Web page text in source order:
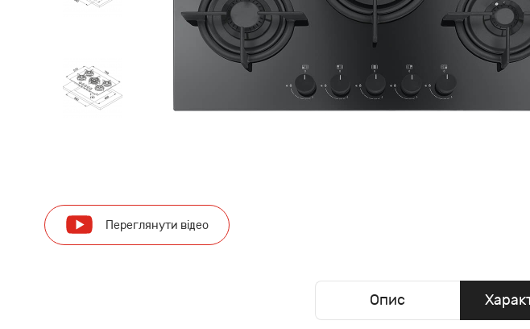
Переглянути відео
Опис